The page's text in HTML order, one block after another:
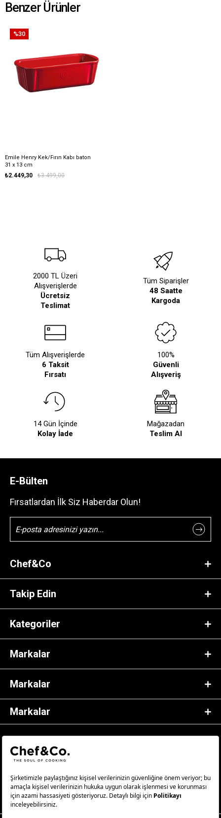
Benzer Ürünler
Emile Henry Kek/Fırın Kabı baton
31 x 13 cm
₺2.449,30 ₺3.499,00
%30
2000 TL Üzeri
Alışverişlerde
Ücretsiz
Teslimat
Tüm Siparişler
48 Saatte
Kargoda
Tüm Alışverişlerde
6 Taksit
Fırsatı
100%
Güvenli
Alışveriş
14 Gün İçinde
Kolay İade
Mağazadan
Teslim Al
E-Bülten
Fırsatlardan İlk Siz Haberdar Olun!
Chef&Co
Takip Edin
Kategoriler
Markalar
Markalar
Markalar